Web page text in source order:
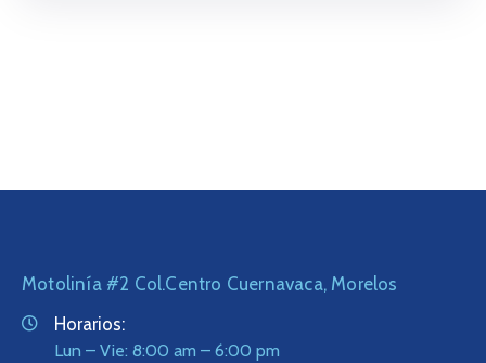
Motolinía #2 Col.Centro Cuernavaca, Morelos
Horarios:
Lun – Vie: 8:00 am – 6:00 pm